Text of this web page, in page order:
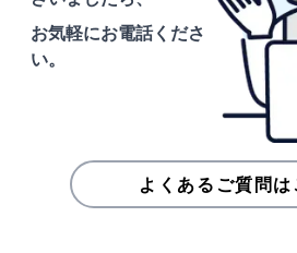
お気軽にお電話くださ
い。
よくあるご質問は